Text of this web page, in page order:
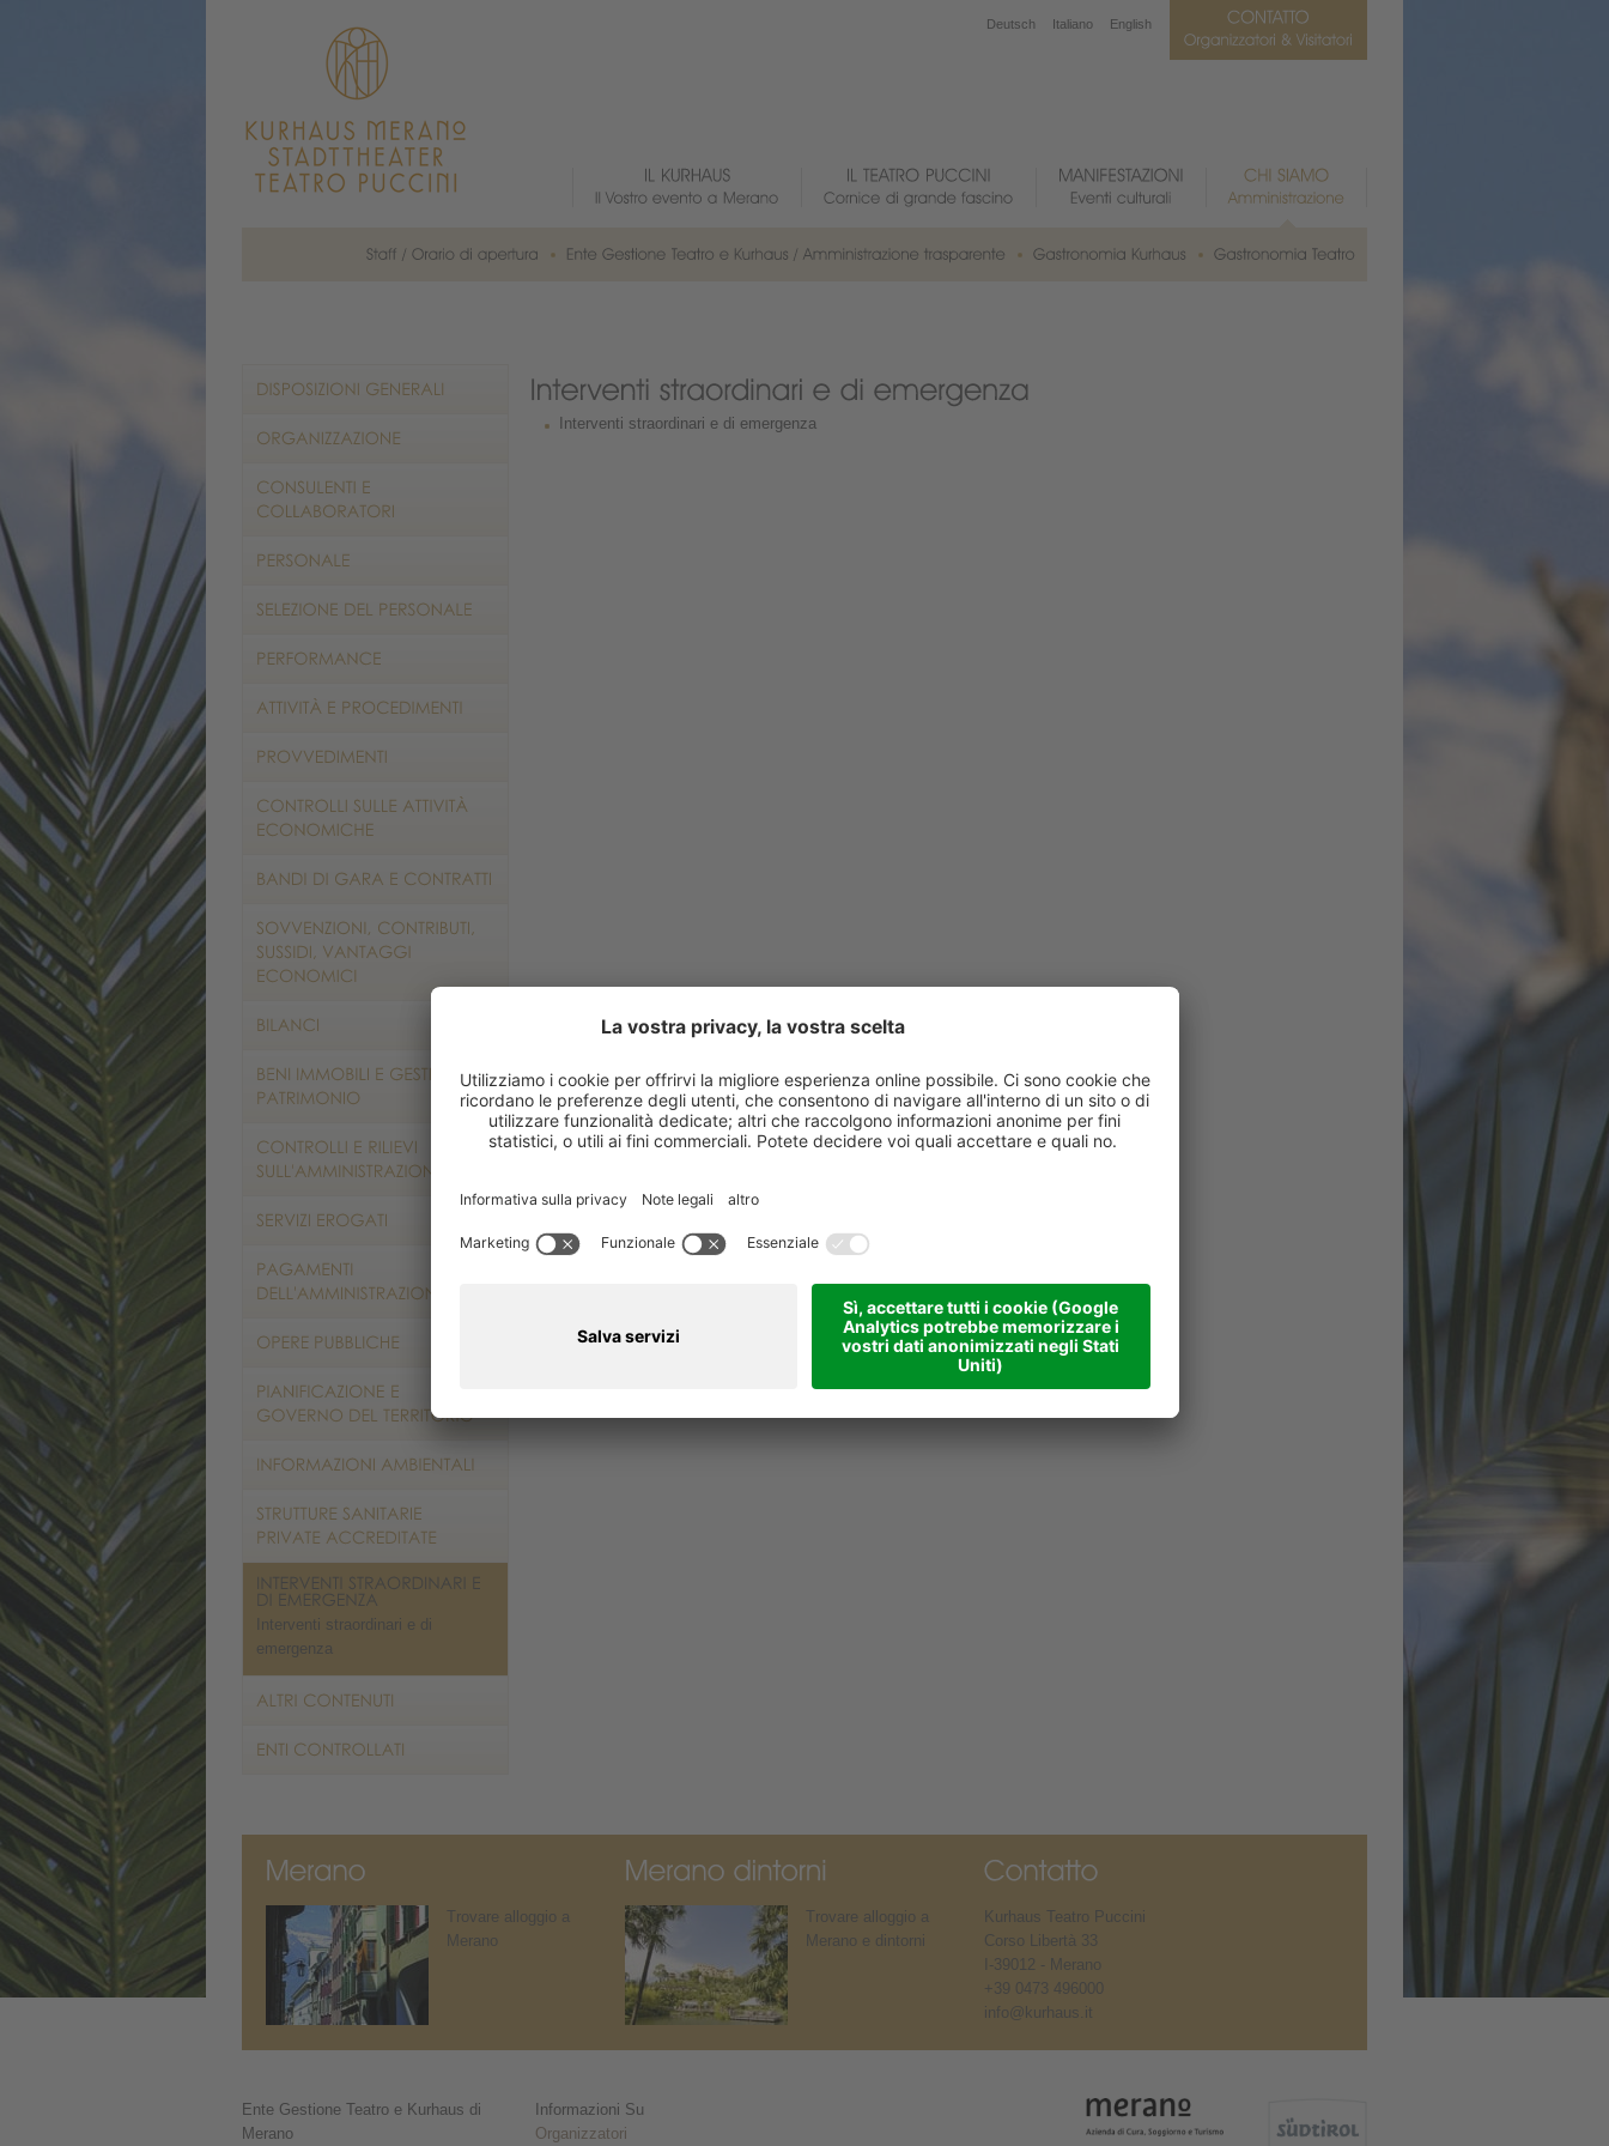
Interventi straordinari e di
emergenza
Interventi straordinari e di emergenza
Deutsch Italiano English
Trovare alloggio a
Merano
Trovare alloggio a
Merano e dintorni
Kurhaus Teatro Puccini
Corso Libertà 33
I-39012 - Merano
+39 0473 496000
info@kurhaus.it
Ente Gestione Teatro e Kurhaus di
Merano
Informazioni Su
Organizzatori